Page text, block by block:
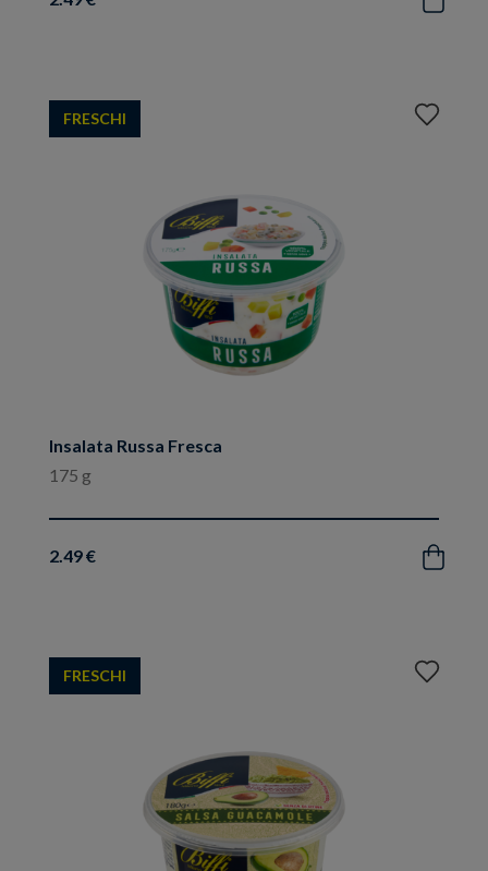
Insalata Russa Fresca
175 g
2.49 € Acquista
FRESCHI
Aggiungi
FRESCHI
Aggiungi